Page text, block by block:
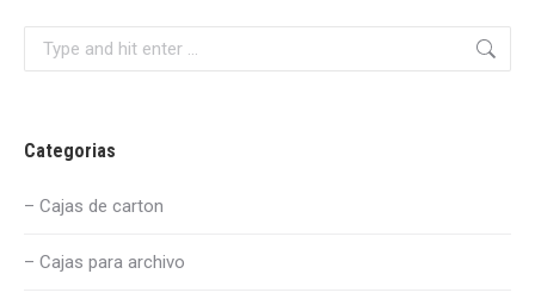
Search:
Categorias
– Cajas de carton
– Cajas para archivo